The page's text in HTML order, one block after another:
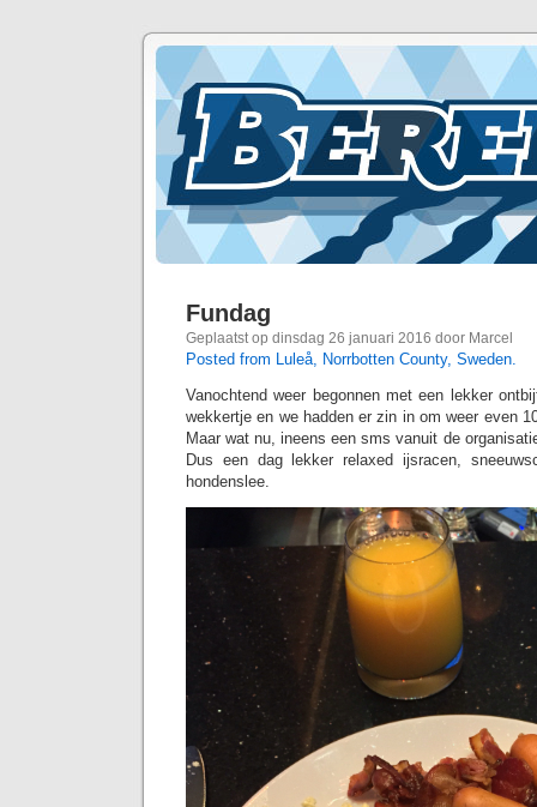
Fundag
Geplaatst op dinsdag 26 januari 2016 door Marcel
Posted from Luleå, Norrbotten County, Sweden.
Vanochtend weer begonnen met een lekker
wekkertje en we hadden er zin in om weer even
Maar wat nu, ineens een sms vanuit de
Dus een dag lekker relaxed ijsracen,
hondenslee.